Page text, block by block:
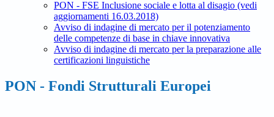
PON - FSE Inclusione sociale e lotta al disagio (vedi
aggiornamenti 16.03.2018)
Avviso di indagine di mercato per il potenziamento
delle competenze di base in chiave innovativa
Avviso di indagine di mercato per la preparazione alle
certificazioni linguistiche
PON - Fondi Strutturali Europei